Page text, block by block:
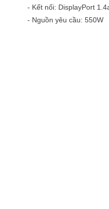
- Kết nối: DisplayPort
- Nguồn yêu cầu: 550W